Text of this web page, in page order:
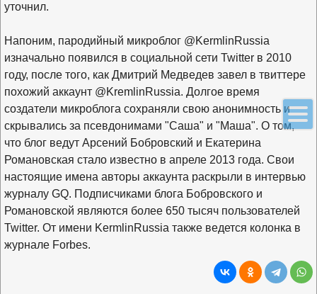
уточнил.
Напоним, пародийный микроблог @KermlinRussia
изначально появился в социальной сети Twitter в 2010
году, после того, как Дмитрий Медведев завел в твиттере
похожий аккаунт @KremlinRussia. Долгое время
создатели микроблога сохраняли свою анонимность и
скрывались за псевдонимами "Саша" и "Маша". О том,
что блог ведут Арсений Бобровский и Екатерина
Романовская стало известно в апреле 2013 года. Свои
настоящие имена авторы аккаунта раскрыли в интервью
журналу GQ. Подписчиками блога Бобровского и
Романовской являются более 650 тысяч пользователей
Twitter. От имени KermlinRussia также ведется колонка в
журнале Forbes.